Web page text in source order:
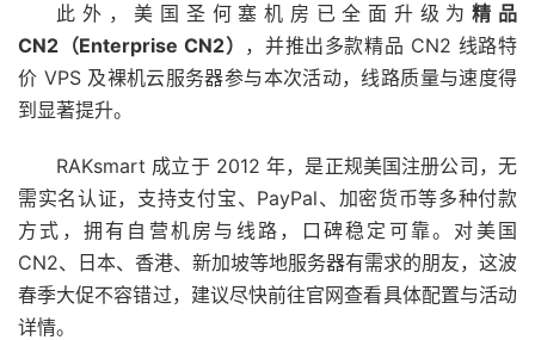
此外，美国圣何塞机房已全面升级为精品
CN2（Enterprise CN2） ，并推出多款精品 CN2 线路特
价 VPS 及裸机云服务器参与本次活动，线路质量与速度得
到显著提升。
RAKsmart 成立于 2012 年，是正规美国注册公司，无
需实名认证，支持支付宝、PayPal、加密货币等多种付款
方式，拥有自营机房与线路，口碑稳定可靠。对美国
CN2、日本、香港、新加坡等地服务器有需求的朋友，这波
春季大促不容错过，建议尽快前往官网查看具体配置与活动
详情。